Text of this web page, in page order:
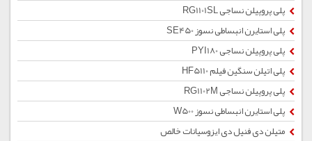
پلی پروپیلن نساجی RG1101SL
پلی استایرن انبساطی نسوز SE450
پلی پروپیلن نساجی PYI180
پلی اتیلن سنگین فیلم HF5110
پلی پروپیلن نساجی RG1102M
پلی استایرن انبساطی نسوز W500
متیلن دی فنیل دی ایزوسیانات خالص